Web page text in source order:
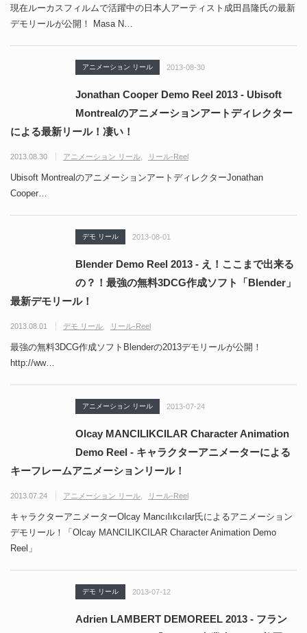
現在ルーカスフィルムで活躍中の日本人アーティスト成田昌隆氏の最新
デモリールが公開！ Masa N…
アニメーション リール 2013-08-30
Jonathan Cooper Demo Reel 2013 - Ubisoft
Montrealのアニメーションアートディレクター
による最新リール！凄い！
2013.08.30 アニメーション リール リール-Reel
Ubisoft MontrealのアニメーションアートディレクターJonathan
Cooper…
デモ リール 2013-08-01
Blender Demo Reel 2013 - え！ここまで出来る
の？！最強の無料3DCG作成ソフト「Blender」
最新デモリール！
2013.08.01 デモ リール リール-Reel
最強の無料3DCG作成ソフトBlenderの2013デモリールが公開！
http://ww…
アニメーション リール 2013-07-24
Olcay MANCILIKCILAR Character Animation
Demo Reel - キャラクターアニメーターによる
キーフレームアニメーションリール！
2013.07.24 アニメーション リール リール-Reel
キャラクターアニメーターOlcay Mancılıkcılar氏によるアニメーション
デモリール！「Olcay MANCILIKCILAR Character Animation Demo
Reel」
デモ リール 2013-07-12
Adrien LAMBERT DEMOREEL 2013 - フラン